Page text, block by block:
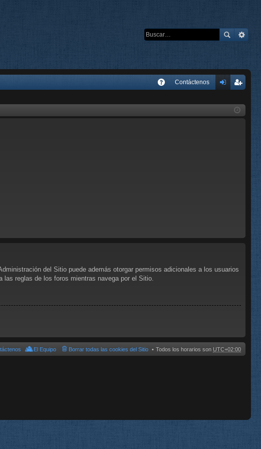
Contáctenos
ist
del Sitio puede además otorgar permisos adicionales a los usuarios
reglas de los foros mientras navega por el Sitio.
Todos los horarios son UTC+02:00
Borrar todas las cookies del Sitio
El Equipo